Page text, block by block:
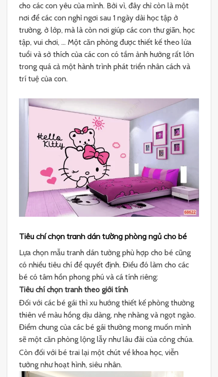
cho các con yêu của mình. Bởi vì, đây chỉ còn là một
nơi để các con nghỉ ngơi sau 1 ngày dài học tập ở
trường, ở lớp, mà là còn nơi giúp các con thư giãn, học
tập, vui chơi, … Một căn phòng được thiết kế theo lứa
tuổi và sở thích của các con có tầm ảnh hưởng rất lớn
trong quá cả một hành trình phát triển nhân cách và
trí tuệ của con.
Tiêu chí chọn tranh dán tường phòng ngủ cho bé
Lựa chọn mẫu tranh dán tường phù hợp cho bé cũng
có nhiều tiêu chí để quyết định. Điều đó làm cho các
bé có tâm hồn phong phú và cá tính riêng:
Tiêu chí chọn tranh theo giới tính
Đối với các bé gái thì xu hướng thiết kế phòng thường
thiên về màu hồng dịu dàng, nhẹ nhàng và ngọt ngào.
Điểm chung của các bé gái thường mong muốn mình
sẽ một căn phòng lộng lẫy như lâu đài của công chúa.
Còn đối với bé trai lại một chút về khoa học, viễn
tưởng như hoạt hình, siêu nhân.